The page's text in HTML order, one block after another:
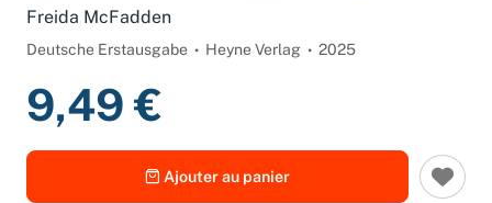
Freida McFadden
Deutsche Erstausgabe Heyne Verlag 2025
9,49 €
Ajouter au panier